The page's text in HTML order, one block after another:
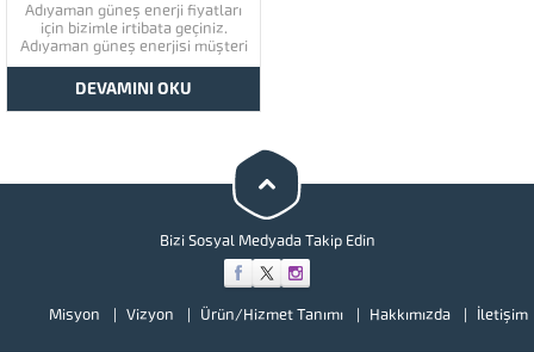
Adıyaman güneş enerji fiyatları
için bizimle irtibata geçiniz.
Adıyaman güneş enerjisi müşteri
memnuniyetine çok önem
vermektedir. Adıyaman güneş
enerjisinin kaliteli ürünlerini
görmek için lütfen ürünlerimize
illerimizde hizmet vermekteyiz.
Tüm soru,...
DEVAMINI OKU
Bizi Sosyal Medyada Takip Edin
Misyon Vizyon Ürün/Hizmet Tanımı Hakkımızda İletişim